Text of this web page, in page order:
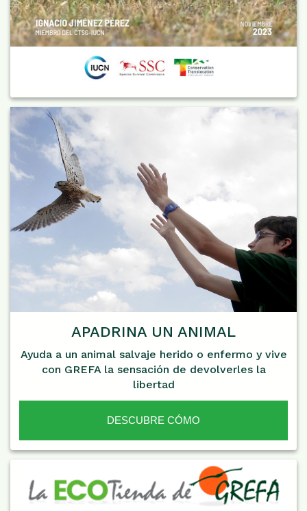
APADRINA UN ANIMAL
Ayuda a un animal salvaje herido o enfermo y vive
con GREFA la sensación de devolverles la
libertad
DESCUBRE CÓMO